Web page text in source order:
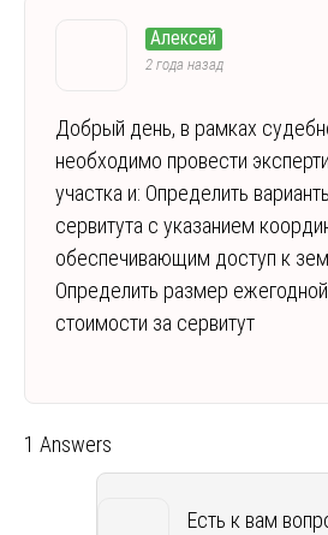
Алексей
2 года назад
Добрый день, в рамках
необходимо провести
участка и: Определить
сервитута с указанием
обеспечивающим доступ к
Определить размер
стоимости за сервитут
1 Answers
Есть к вам